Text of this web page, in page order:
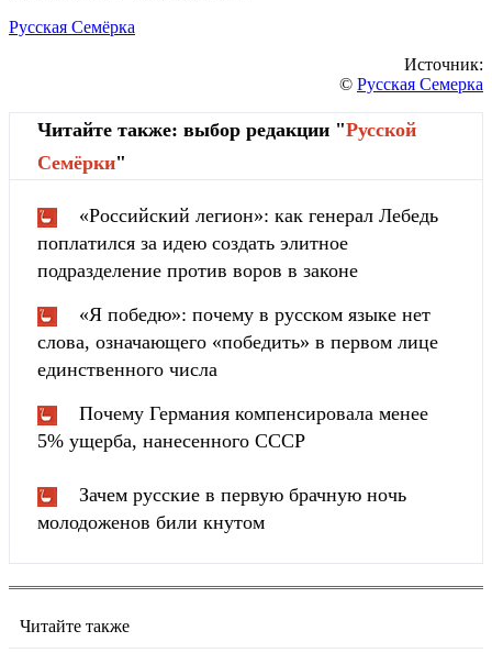
Русская Семёрка
Источник:
© Русская Семерка
Читайте также: выбор редакции "Русской
Cемёрки"
«Российский легион»: как генерал Лебедь
поплатился за идею создать элитное
подразделение против воров в законе
«Я победю»: почему в русском языке нет
слова, означающего «победить» в первом лице
единственного числа
Почему Германия компенсировала менее
5% ущерба, нанесенного СССР
Зачем русские в первую брачную ночь
молодоженов били кнутом
Читайте также